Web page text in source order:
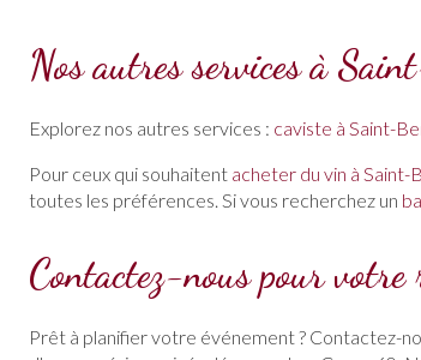
Nos autres services à
Explorez nos autres services : caviste à Saint-
Pour ceux qui souhaitent acheter du vin à Saint-
toutes les préférences. Si vous recherchez un
Contactez-nous pour votre
Prêt à planifier votre événement ? Contactez-